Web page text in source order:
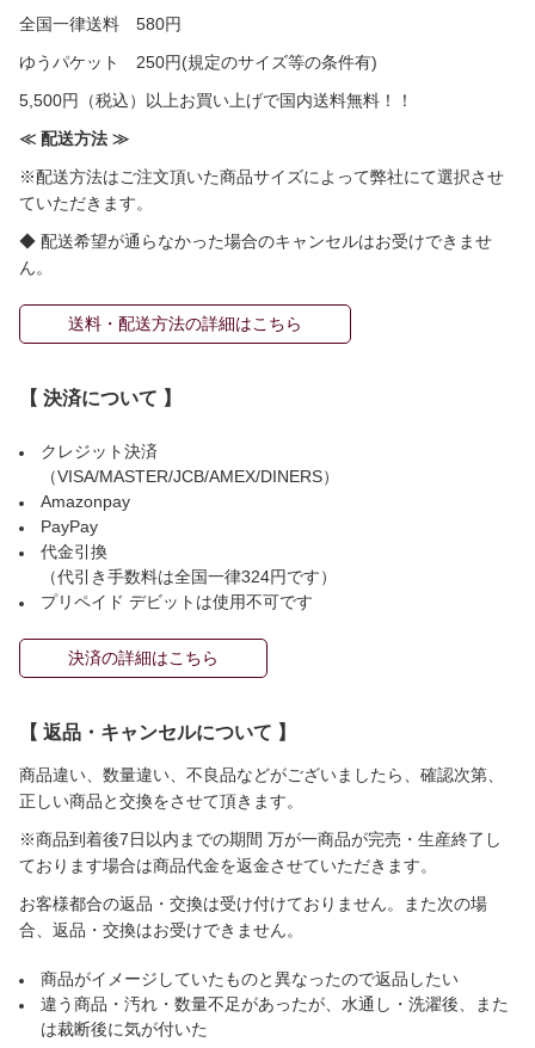
全国一律送料 580円
ゆうパケット 250円(規定のサイズ等の条件有)
5,500円（税込）以上お買い上げで国内送料無料！！
≪ 配送方法 ≫
※配送方法はご注文頂いた商品サイズによって弊社にて選択させ
ていただきます。
◆ 配送希望が通らなかった場合のキャンセルはお受けできませ
ん。
送料・配送方法の詳細はこちら
【 決済について 】
クレジット決済
（VISA/MASTER/JCB/AMEX/DINERS）
Amazonpay
PayPay
代金引換
（代引き手数料は全国一律324円です）
プリペイド デビットは使用不可です
決済の詳細はこちら
【 返品・キャンセルについて 】
商品違い、数量違い、不良品などがございましたら、確認次第、
正しい商品と交換をさせて頂きます。
※商品到着後7日以内までの期間 万が一商品が完売・生産終了し
ております場合は商品代金を返金させていただきます。
お客様都合の返品・交換は受け付けておりません。また次の場
合、返品・交換はお受けできません。
商品がイメージしていたものと異なったので返品したい
違う商品・汚れ・数量不足があったが、水通し・洗濯後、また
は裁断後に気が付いた